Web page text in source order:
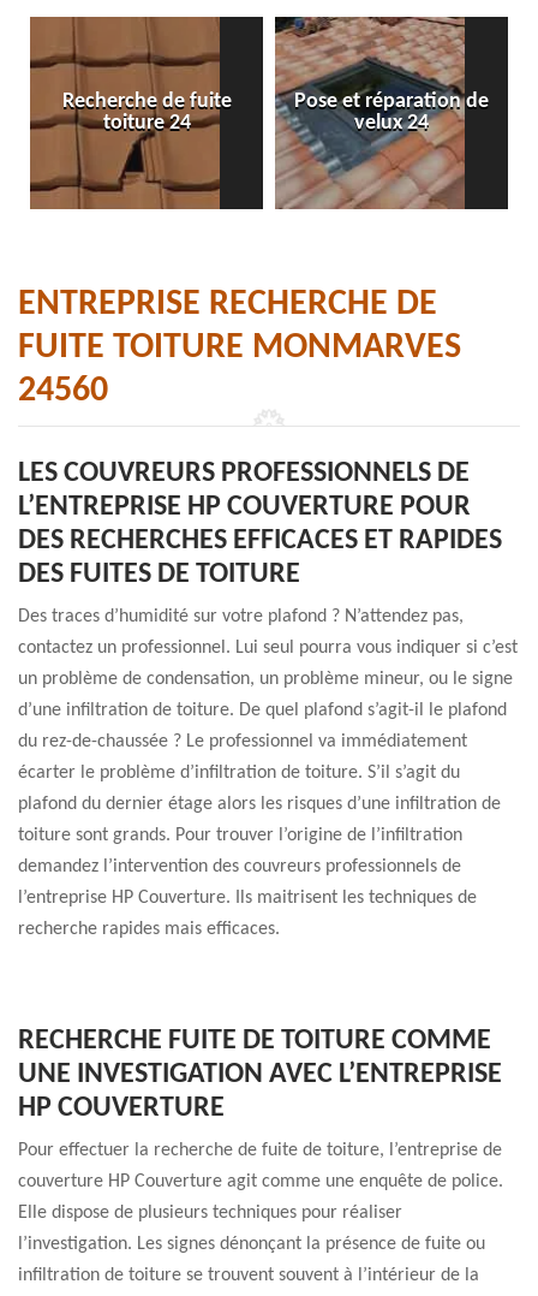
Recherche de fuite
toiture 24
Pose et réparation de
velux 24
ENTREPRISE RECHERCHE DE
FUITE TOITURE MONMARVES
24560
LES COUVREURS PROFESSIONNELS DE
L’ENTREPRISE HP COUVERTURE POUR
DES RECHERCHES EFFICACES ET RAPIDES
DES FUITES DE TOITURE
Des traces d’humidité sur votre plafond ? N’attendez pas,
contactez un professionnel. Lui seul pourra vous indiquer si c’est
un problème de condensation, un problème mineur, ou le signe
d’une infiltration de toiture. De quel plafond s’agit-il le plafond
du rez-de-chaussée ? Le professionnel va immédiatement
écarter le problème d’infiltration de toiture. S’il s’agit du
plafond du dernier étage alors les risques d’une infiltration de
toiture sont grands. Pour trouver l’origine de l’infiltration
demandez l’intervention des couvreurs professionnels de
l’entreprise HP Couverture. Ils maitrisent les techniques de
recherche rapides mais efficaces.
RECHERCHE FUITE DE TOITURE COMME
UNE INVESTIGATION AVEC L’ENTREPRISE
HP COUVERTURE
Pour effectuer la recherche de fuite de toiture, l’entreprise de
couverture HP Couverture agit comme une enquête de police.
Elle dispose de plusieurs techniques pour réaliser
l’investigation. Les signes dénonçant la présence de fuite ou
infiltration de toiture se trouvent souvent à l’intérieur de la